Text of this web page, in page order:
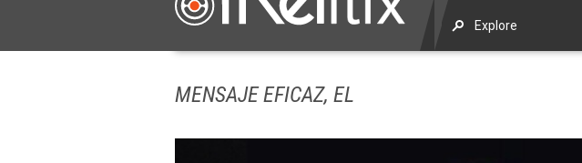
MENSAJE EFICAZ, EL
Explore